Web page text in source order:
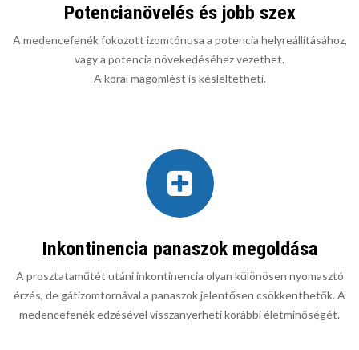
Potencianövelés és jobb szex
A medencefenék fokozott izomtónusa a potencia helyreállításához,
vagy a potencia növekedéséhez vezethet.
A korai magömlést is késleltetheti.
Inkontinencia panaszok megoldása
A prosztataműtét utáni inkontinencia olyan különösen nyomasztó
érzés, de gátizomtornával a panaszok jelentősen csökkenthetők. A
medencefenék edzésével visszanyerheti korábbi életminőségét.